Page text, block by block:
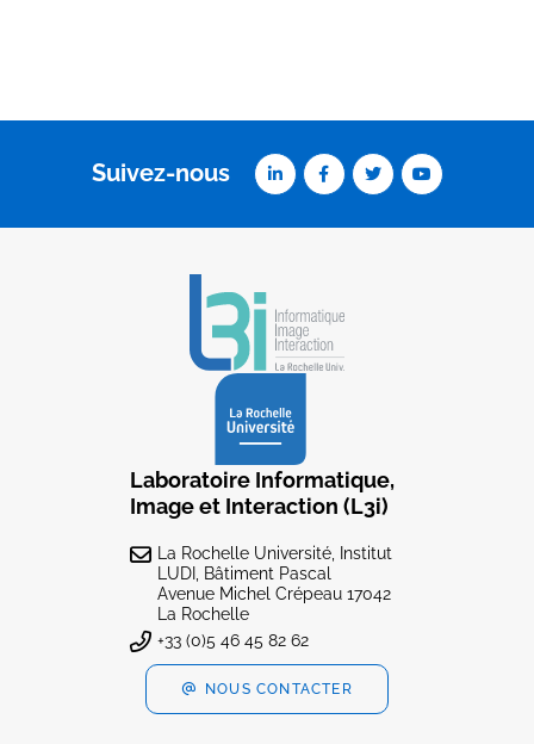
Suivez-nous
Laboratoire Informatique,
Image et Interaction (L3i)
La Rochelle Université, Institut
LUDI, Bâtiment Pascal
Avenue Michel Crépeau 17042
La Rochelle
+33 (0)5 46 45 82 62
NOUS CONTACTER